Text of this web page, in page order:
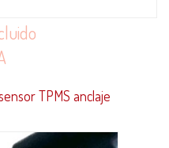
TPMS anclaje